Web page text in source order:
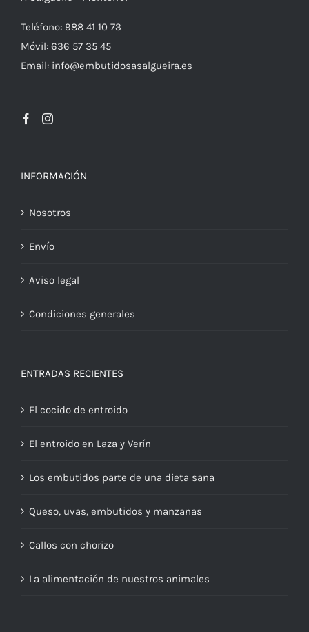
Teléfono: 988 41 10 73
Móvil: 636 57 35 45
Email: info@embutidosasalgueira.es
INFORMACIÓN
Nosotros
Envío
Aviso legal
Condiciones generales
ENTRADAS RECIENTES
El cocido de entroido
El entroido en Laza y Verín
Los embutidos parte de una dieta sana
Queso, uvas, embutidos y manzanas
Callos con chorizo
La alimentación de nuestros animales